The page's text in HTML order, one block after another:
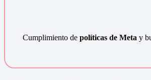
Cumplimiento de políticas de Meta y